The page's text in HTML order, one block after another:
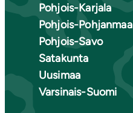
Pohjois-Karjala
Pohjois-Pohjanmaa
Pohjois-Savo
Satakunta
Uusimaa
Varsinais-Suomi